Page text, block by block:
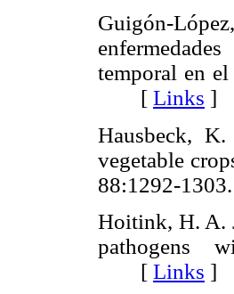
Guigón-
temporal en
[ Links ]
Hausbeck,
vegetable
88:1292-
Hoitink, H. A.
pathogens
[ Links ]